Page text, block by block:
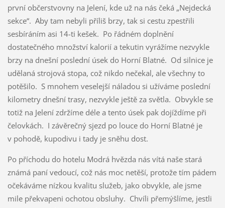
první občerstvovny na Jelení, kde už na nás čeká „Nejdecká
sekce“. Aby tam nebyli příliš brzy, tak si cestu zpestřili
sesbíráním asi 14-ti kešek. Po řádném doplnění
dostatečného množství kalorií a tekutin vyrážíme nezvykle
brzy na dnešní poslední úsek do Horní Blatné. Od silnice je
udělaná strojová stopa, což nikdo nečekal, ale všechny to
potěšilo. S mnohem veselejší náladou si užíváme poslední
kilometry dnešní trasy, nezvykle ještě za světla. Obvykle se
totiž na Jelení zdržíme déle a tento úsek pak dojíždíme při
čelovkách. I závěrečný sjezd po louce do Horní Blatné je
v pohodě, kupodivu i tady je sněhu dost.
Po příchodu do hotelu Modrá hvězda nás vítá naše stará
známá paní vedoucí, což nás moc netěší, protože tím pádem
očekáváme nízkou kvalitu služeb, jako obvykle, ale jsme
mile překvapeni ochotou obsluhy. Chvíli přemýšlíme, jestli